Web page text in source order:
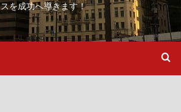
スを成功へ導きます！